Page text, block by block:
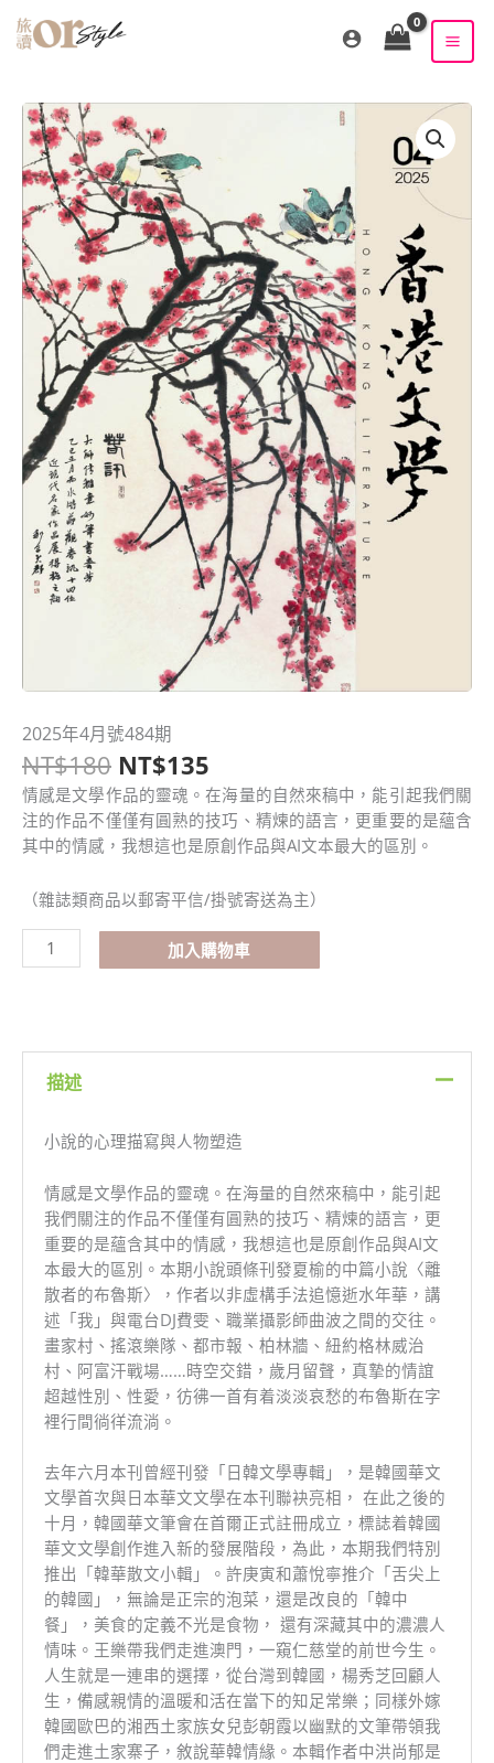
2025年4月號484期
NT$180
原
始
價
格：
NT$180。
NT$135
價
格：
NT$135。
情感是文學作品的靈魂。在海量的自然來稿中，能引起我們關
注的作品不僅僅有圓熟的技巧、精煉的語言，更重要的是蘊含
其中的情感，我想這也是原創作品與AI文本最大的區別。
（雜誌類商品以郵寄平信/掛號寄送為主）
2025
年
4
月
號
期
數
加入購物車
描述
小說的心理描寫與人物塑造
情感是文學作品的靈魂。在海量的自然來稿中，能引起
我們關注的作品不僅僅有圓熟的技巧、精煉的語言，更
重要的是蘊含其中的情感，我想這也是原創作品與AI文
本最大的區別。本期小說頭條刊發夏榆的中篇小說〈離
散者的布魯斯〉，作者以非虛構手法追憶逝水年華，講
述「我」與電台DJ費雯、職業攝影師曲波之間的交往。
畫家村、搖滾樂隊、都市報、柏林牆、紐約格林威治
村、阿富汗戰場……時空交錯，歲月留聲，真摯的情誼
超越性別、性愛，彷彿一首有着淡淡哀愁的布魯斯在字
裡行間徜徉流淌。
去年六月本刊曾經刊發「日韓文學專輯」，是韓國華文
文學首次與日本華文文學在本刊聯袂亮相， 在此之後的
十月，韓國華文筆會在首爾正式註冊成立，標誌着韓國
華文文學創作進入新的發展階段，為此，本期我們特別
推出「韓華散文小輯」。許庚寅和蕭悅寧推介「舌尖上
的韓國」，無論是正宗的泡菜，還是改良的「韓中
餐」，美食的定義不光是食物， 還有深藏其中的濃濃人
情味。王樂帶我們走進澳門，一窺仁慈堂的前世今生。
人生就是一連串的選擇，從台灣到韓國，楊秀芝回顧人
生，備感親情的溫暖和活在當下的知足常樂；同樣外嫁
韓國歐巴的湘西土家族女兒彭朝霞以幽默的文筆帶領我
們走進土家寨子，敘說華韓情緣。本輯作者中洪尚郁是